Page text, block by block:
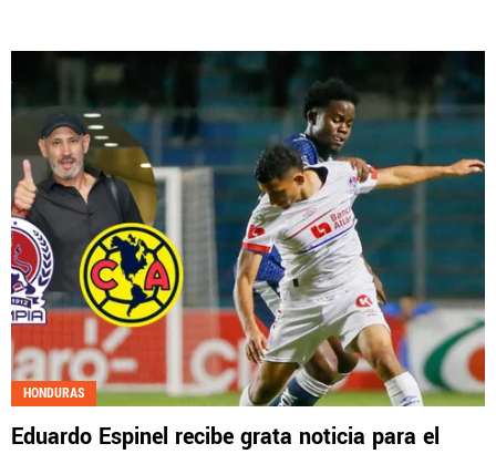
HONDURAS
Eduardo Espinel recibe grata noticia para el